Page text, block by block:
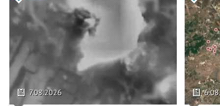
7.08.2026